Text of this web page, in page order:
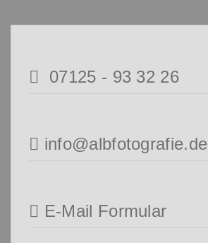
07125 - 93 32 26
info@albfotografie.de
E-Mail Formular